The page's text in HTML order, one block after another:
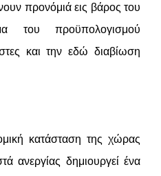
προνόμιά εις βάρος του
του προϋπολογισμού
και την εδώ διαβίωση
κατάσταση της χώρας
ανεργίας δημιουργεί ένα